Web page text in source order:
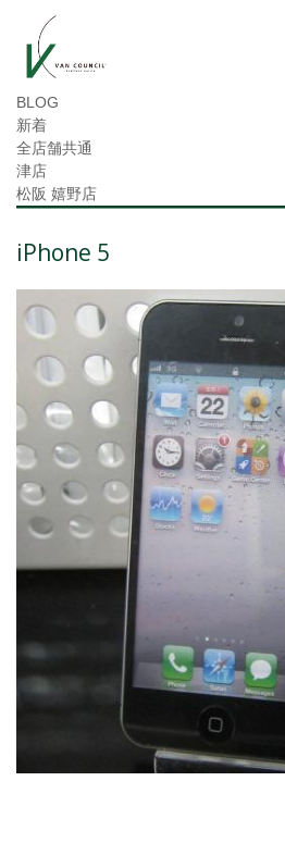
BLOG
新着
全店舗共通
津店
松阪 嬉野店
iPhone 5